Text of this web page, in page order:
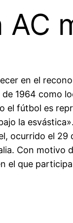
AC
en el
1964 como
el fútbol es
la
ocurrido el
Con motivo
el que